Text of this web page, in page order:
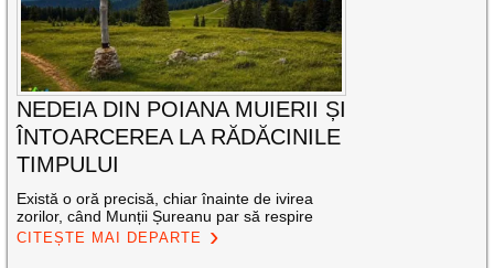
NEDEIA DIN POIANA MUIERII ȘI
ÎNTOARCEREA LA RĂDĂCINILE
TIMPULUI
Există o oră precisă, chiar înainte de ivirea
zorilor, când Munții Șureanu par să respire
CITEȘTE MAI DEPARTE